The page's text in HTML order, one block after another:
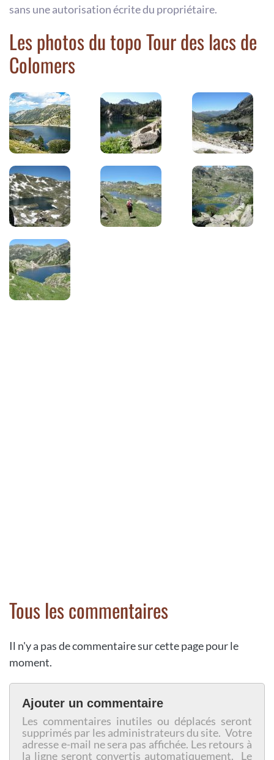
sans une autorisation écrite du propriétaire.
Les photos du topo Tour des lacs de
Colomers
Tous les commentaires
Il n'y a pas de commentaire sur cette page pour le
moment.
Ajouter un commentaire
Les commentaires inutiles ou déplacés seront
supprimés par les administrateurs du site. Votre
adresse e-mail ne sera pas affichée. Les retours à
la ligne seront convertis automatiquement. Le